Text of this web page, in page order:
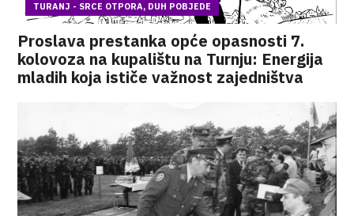
TURANJ - SRCE OTPORA, DUH POBJEDE
Proslava prestanka opće opasnosti 7.
kolovoza na kupalištu na Turnju: Energija
mladih koja ističe važnost zajedništva